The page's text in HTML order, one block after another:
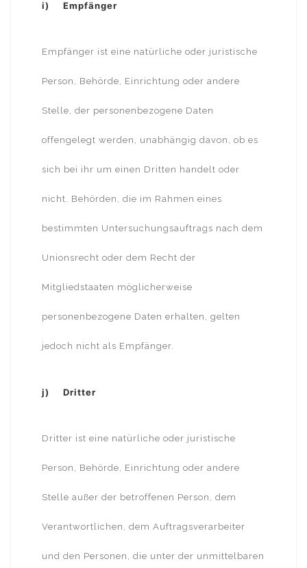
i) Empfänger
Empfänger ist eine natürliche oder juristische
Person, Behörde, Einrichtung oder andere
Stelle, der personenbezogene Daten
offengelegt werden, unabhängig davon, ob es
sich bei ihr um einen Dritten handelt oder
nicht. Behörden, die im Rahmen eines
bestimmten Untersuchungsauftrags nach dem
Unionsrecht oder dem Recht der
Mitgliedstaaten möglicherweise
personenbezogene Daten erhalten, gelten
jedoch nicht als Empfänger.
j) Dritter
Dritter ist eine natürliche oder juristische
Person, Behörde, Einrichtung oder andere
Stelle außer der betroffenen Person, dem
Verantwortlichen, dem Auftragsverarbeiter
und den Personen, die unter der unmittelbaren